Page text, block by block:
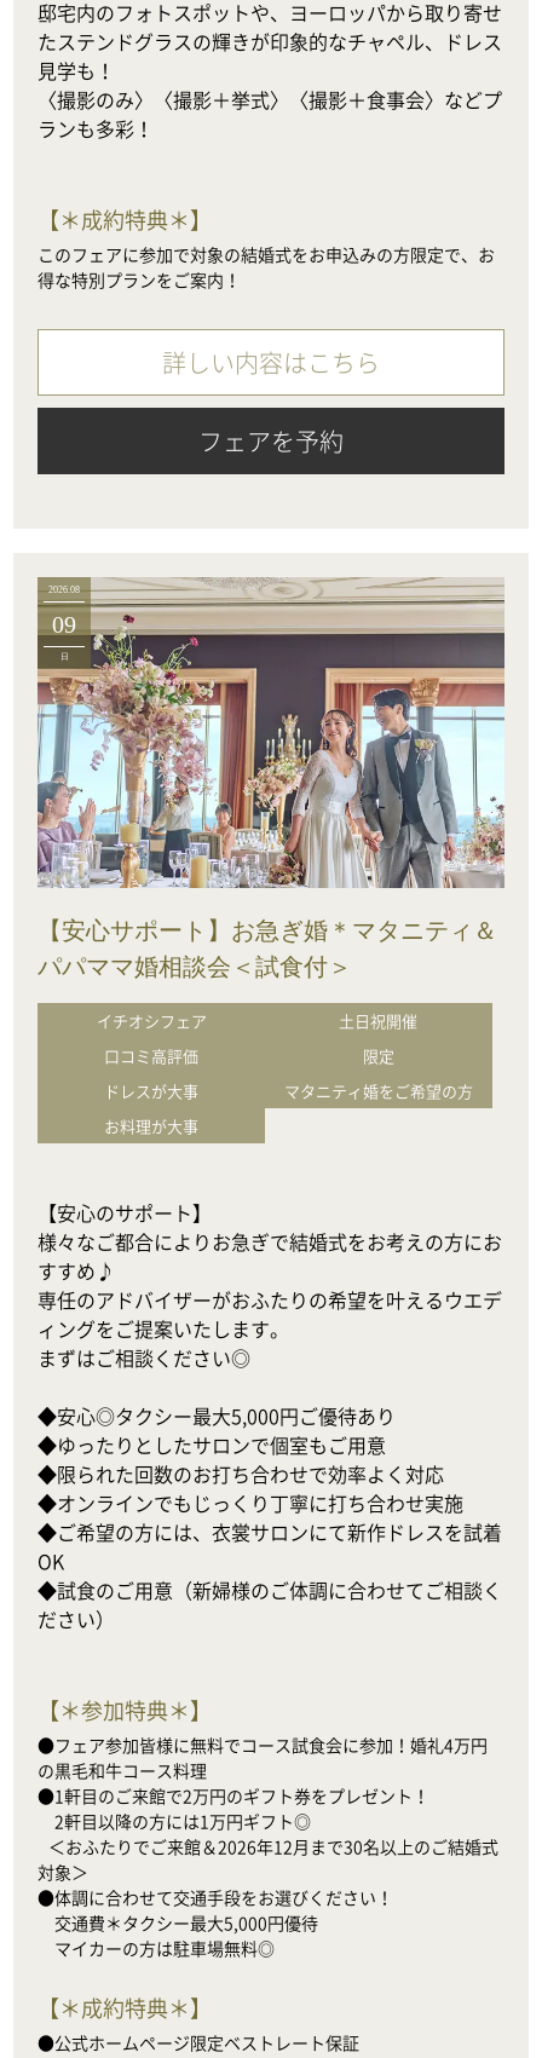
邸宅内のフォトスポットや、ヨーロッパから取り寄せ
たステンドグラスの輝きが印象的なチャペル、ドレス
見学も！
〈撮影のみ〉〈撮影＋挙式〉〈撮影＋食事会〉などプ
ランも多彩！
【＊成約特典＊】
このフェアに参加で対象の結婚式をお申込みの方限定で、お
得な特別プランをご案内！
詳しい内容はこちら
フェアを予約
2026.08
09
日
【安心サポート】お急ぎ婚＊マタニティ＆
パパママ婚相談会＜試食付＞
イチオシフェア
土日祝開催
口コミ高評価
限定
ドレスが大事
マタニティ婚をご希望の方
お料理が大事
【安心のサポート】
様々なご都合によりお急ぎで結婚式をお考えの方にお
すすめ♪
専任のアドバイザーがおふたりの希望を叶えるウエデ
ィングをご提案いたします。
まずはご相談ください◎
◆安心◎タクシー最大5,000円ご優待あり
◆ゆったりとしたサロンで個室もご用意
◆限られた回数のお打ち合わせで効率よく対応
◆オンラインでもじっくり丁寧に打ち合わせ実施
◆ご希望の方には、衣裳サロンにて新作ドレスを試着
OK
◆試食のご用意（新婦様のご体調に合わせてご相談く
ださい）
【＊参加特典＊】
●フェア参加皆様に無料でコース試食会に参加！婚礼4万円
の黒毛和牛コース料理
●1軒目のご来館で2万円のギフト券をプレゼント！
2軒目以降の方には1万円ギフト◎
対象＞
●体調に合わせて交通手段をお選びください！
交通費＊タクシー最大5,000円優待
マイカーの方は駐車場無料◎
【＊成約特典＊】
●公式ホームページ限定ベストレート保証